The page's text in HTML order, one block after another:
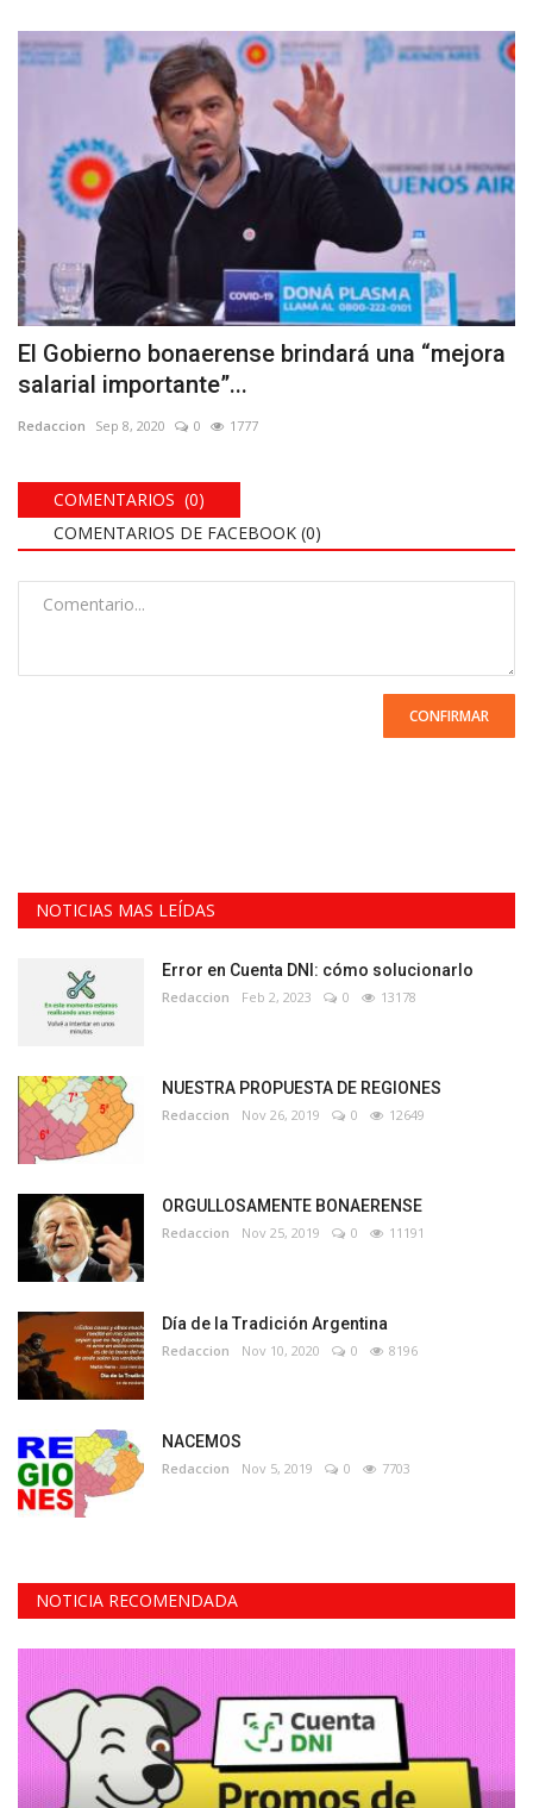
El Gobierno bonaerense brindará una “mejora
salarial importante”...
Redaccion Sep 8, 2020 0 1777
COMENTARIOS (0)
COMENTARIOS DE FACEBOOK (0)
CONFIRMAR
NOTICIAS MAS LEÍDAS
Error en Cuenta DNI: cómo solucionarlo
Redaccion Feb 2, 2023 0 13178
NUESTRA PROPUESTA DE REGIONES
Redaccion Nov 26, 2019 0 12649
ORGULLOSAMENTE BONAERENSE
Redaccion Nov 25, 2019 0 11191
Día de la Tradición Argentina
Redaccion Nov 10, 2020 0 8196
NACEMOS
Redaccion Nov 5, 2019 0 7703
NOTICIA RECOMENDADA